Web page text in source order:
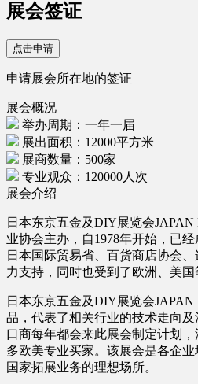
展会签证
点击申请
申请展会所在地的签证
展会概况
举办周期：一年一届
展出面积：12000平方米
展商数量：500家
专业观众：120000人次
展会介绍
日本东京五金及DIY展览会
业协会主办，自1978年开始，已
日本国际贸易省、百货商店协会
力支持，同时也受到了欧洲、美国
日本东京五金及DIY展览会
品，代表了相关行业的技术走向
口商每年都会来此展会制定计划
多欧美专业买家。该展会是各企
国家拓展业务的理想场所。